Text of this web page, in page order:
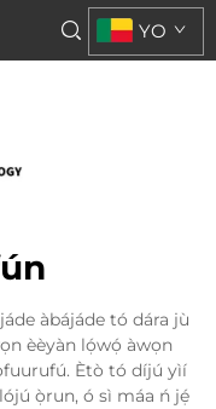
YO
àbájáde tó dára jù
èèyàn lọ́wọ́ àwọn
Ètò tó díjú yìí
ọ̀run, ó sì máa ń jẹ́